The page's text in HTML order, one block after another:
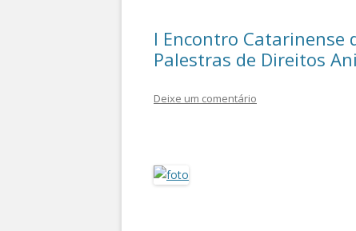
I Encontro Catarinense
Palestras de Direitos
Deixe um comentário